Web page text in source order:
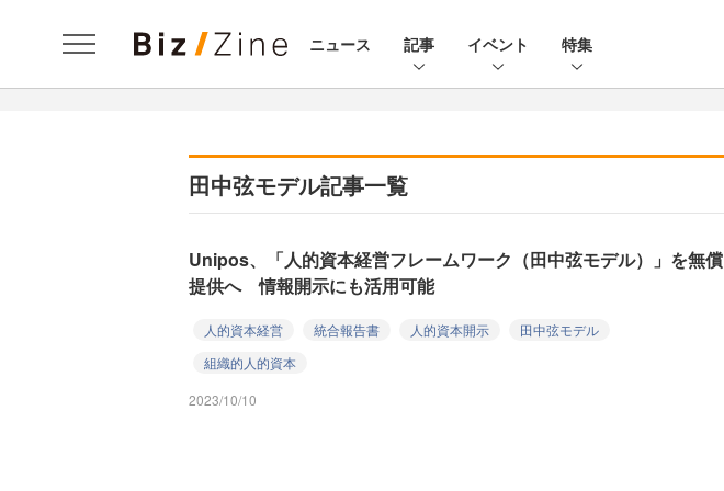
ニュース 記事 イベント 特集
田中弦モデル記事一覧
Unipos、「人的資本経営フレームワーク（田中弦モデル）」を無償
提供へ 情報開示にも活用可能
人的資本経営 統合報告書 人的資本開示
田中弦モデル
組織的人的資本
2023/10/10